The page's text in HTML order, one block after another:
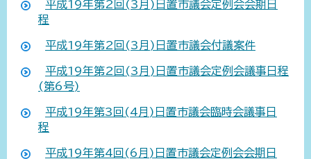
平成19年第2回(3月)日置市議会定例会会期日
程
平成19年第2回(3月)日置市議会付議案件
平成19年第2回(3月)日置市議会定例会議事日程
(第6号)
平成19年第3回(4月)日置市議会臨時会議事日
程
平成19年第4回(6月)日置市議会定例会会期日